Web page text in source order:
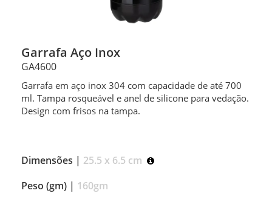
Garrafa Aço Inox
GA4600
Garrafa em aço inox 304 com capacidade de até 700
ml. Tampa rosqueável e anel de silicone para vedação.
Design com frisos na tampa.
Dimensões | 25.5 x 6.5 cm
Peso (gm) | 160gm